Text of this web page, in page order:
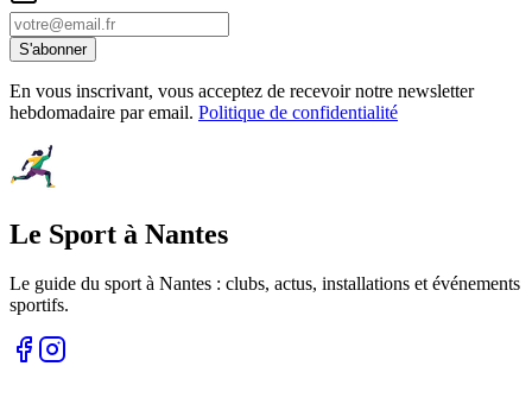
S'abonner
En vous inscrivant, vous acceptez de recevoir notre newsletter
hebdomadaire par email. Politique de confidentialité
Le Sport à Nantes
Le guide du sport à Nantes : clubs, actus, installations et événements
sportifs.